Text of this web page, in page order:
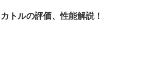
カトルの評価、性能解説！